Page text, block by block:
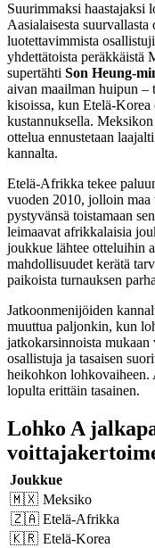
Suurimmaksi haastajaksi
Aasialaisesta
luotettavimmista
yhdettätoista peräkkäistä
supertähti Son Heung-
aivan maailman huipun –
kisoissa, kun Etelä-
kustannuksella.
ottelua ennustetaan
kannalta.
Etelä-Afrikka tekee
vuoden 2010, jolloin maa
pystyvänsä toistamaan
leimaavat afrikkalaisia
joukkue lähtee otteluihin
mahdollisuudet kerätä
paikoista turnauksen
Jatkoonmenijöiden
muuttua paljonkin, kun
jatkokarsinnoista
osallistuja ja tasaisen
heikohkon lohkovaiheen.
lopulta erittäin tasainen.
Lohko A
Joukkue
🇲🇽 Meksiko
🇿🇦 Etelä-Afrikka
🇰🇷 Etelä-Korea